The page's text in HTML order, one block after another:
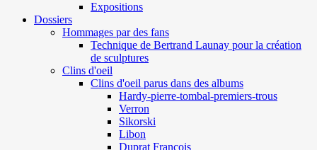
Expositions
Dossiers
Hommages par des fans
Technique de Bertrand Launay pour la création
de sculptures
Clins d'oeil
Clins d'oeil parus dans des albums
Hardy-pierre-tombal-premiers-trous
Verron
Sikorski
Libon
Duprat François